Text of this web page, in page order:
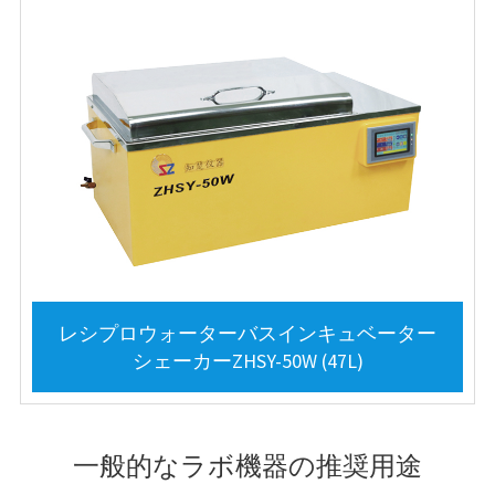
レシプロウォーターバスインキュベーター
シェーカーZHSY-50W (47L)
一般的なラボ機器の推奨用途